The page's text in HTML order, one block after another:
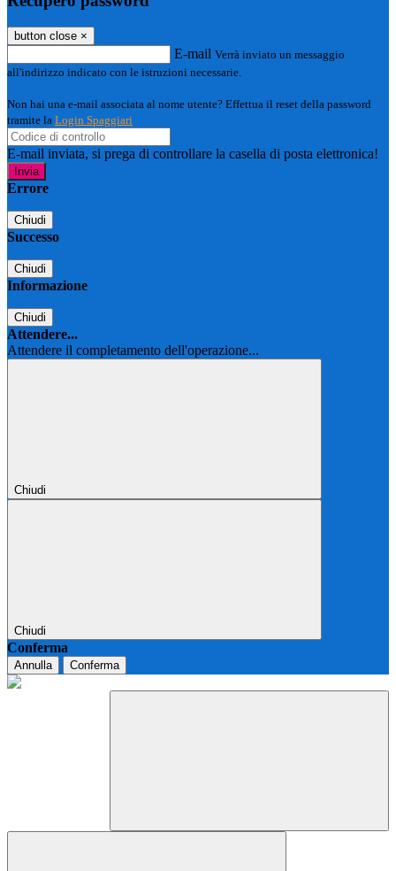
button close ×
E-mail Verrà inviato un messaggio
all'indirizzo indicato con le istruzioni necessarie.
Non hai una e-mail associata al nome utente? Effettua il reset della password
tramite la Login Spaggiari
E-mail inviata, si prega di controllare la casella di posta elettronica!
Errore
Chiudi
Successo
Chiudi
Informazione
Chiudi
Attendere...
Attendere il completamento dell'operazione...
Chiudi
Chiudi
Conferma
Annulla Conferma